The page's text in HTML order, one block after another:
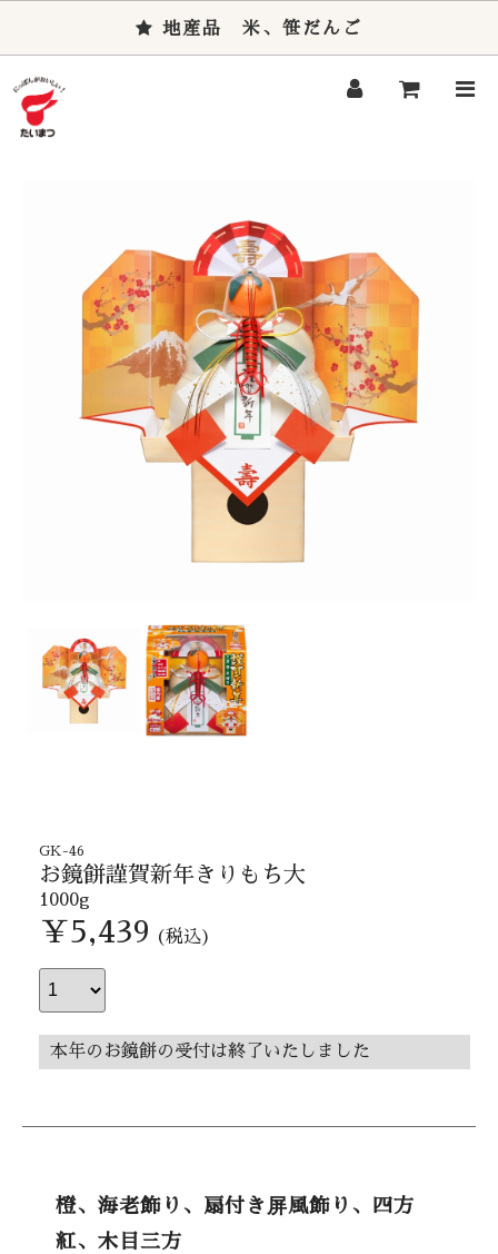
地産品 米、笹だんご
GK-46
お鏡餅謹賀新年きりもち大
1000g
￥5,439 (税込)
本年のお鏡餅の受付は終了いたしました
橙、海老飾り、扇付き屏風飾り、四方
紅、木目三方